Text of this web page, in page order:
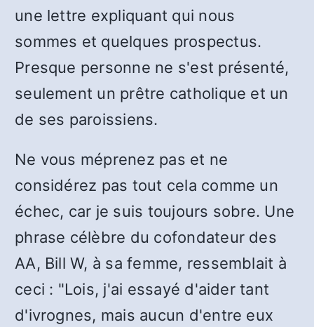
une lettre expliquant qui nous
sommes et quelques prospectus.
Presque personne ne s'est présenté,
seulement un prêtre catholique et un
de ses paroissiens.
Ne vous méprenez pas et ne
considérez pas tout cela comme un
échec, car je suis toujours sobre. Une
phrase célèbre du cofondateur des
AA, Bill W, à sa femme, ressemblait à
ceci : "Lois, j'ai essayé d'aider tant
d'ivrognes, mais aucun d'entre eux